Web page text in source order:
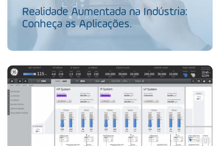
Realidade Aumentada na Indústria:
Conheça as Aplicações.